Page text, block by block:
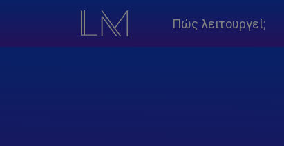
Πώς λειτουργεί;